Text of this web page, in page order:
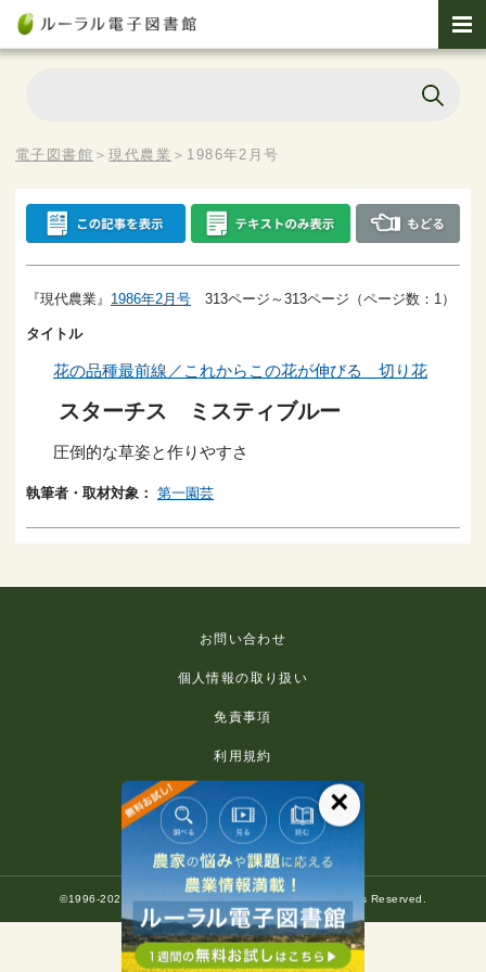
電子図書館 ＞現代農業 ＞ 1986年2月号
『現代農業』 1986年2月号 313ページ～313ページ（ページ数：1）
タイトル
花の品種最前線／これからこの花が伸びる 切り花
スターチス ミスティブルー
圧倒的な草姿と作りやすさ
執筆者・取材対象： 第一園芸
お問い合わせ
個人情報の取り扱い
免責事項
利用規約
推奨環境
著作権等について
©1996-2022 Rural Culture Association Japan. All Rights Reserved.
×